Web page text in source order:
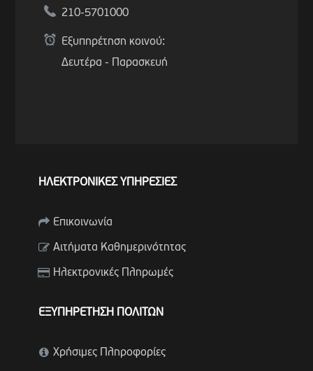
210-5701000
Εξυπηρέτηση κοινού:
Δευτέρα - Παρασκευή
ΗΛΕΚΤΡΟΝΙΚΕΣ ΥΠΗΡΕΣΙΕΣ
Επικοινωνία
Αιτήματα Καθημερινότητας
Ηλεκτρονικές Πληρωμές
ΕΞΥΠΗΡΕΤΗΣΗ ΠΟΛΙΤΩΝ
Χρήσιμες Πληροφορίες